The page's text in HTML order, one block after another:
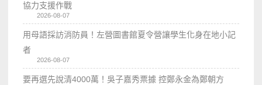
協力支援作戰
2026-08-07
用母語採訪消防員！左營圖書館夏令營讓學生化身在地小記
者
2026-08-07
要再選先說清4000萬！吳子嘉秀票據 控鄭永金為鄭朝方